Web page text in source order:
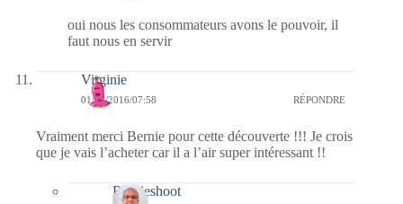
oui nous les consommateurs avons le pouvoir, il
faut nous en servir
Virginie
01/03/2016/07:58 RÉPONDRE
Vraiment merci Bernie pour cette découverte !!! Je crois
que je vais l’acheter car il a l’air super intéressant !!
Bernieshoot